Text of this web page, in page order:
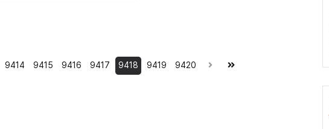
9414 9415 9416 9417 9418 9419 9420